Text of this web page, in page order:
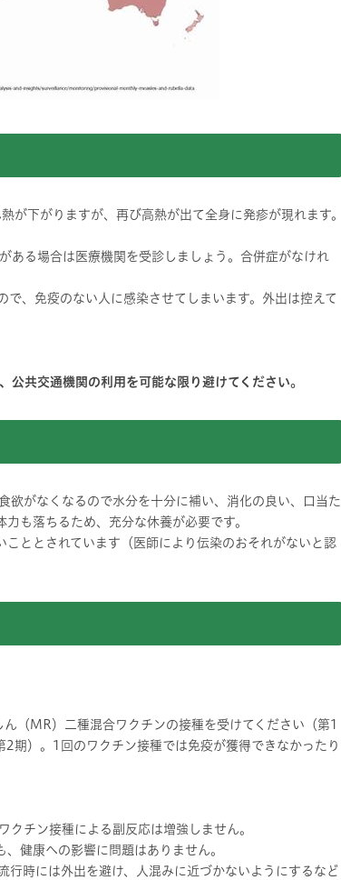
が下がりますが、再び高熱が出て全身に発疹が現れます。
ある場合は医療機関を受診しましょう。合併症がなけれ
、免疫のない人に感染させてしまいます。外出は控えて
公共交通機関の利用を可能な限り避けてください。
欲がなくなるので水分を十分に補い、消化の良い、口当た
も落ちるため、充分な休養が必要です。
ととされています（医師により伝染のおそれがないと認
（MR）二種混合ワクチンの接種を受けてください（第1
期）。1回のワクチン接種では免疫が獲得できなかったり
チン接種による副反応は増強しません。
健康への影響に問題はありません。
行時には外出を避け、人混みに近づかないようにするなど